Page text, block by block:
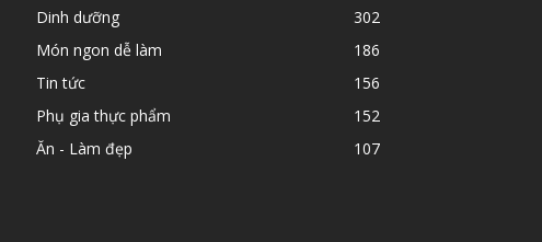
Dinh dưỡng
302
Món ngon dễ làm
186
Tin tức
156
Phụ gia thực phẩm
152
Ăn - Làm đẹp
107